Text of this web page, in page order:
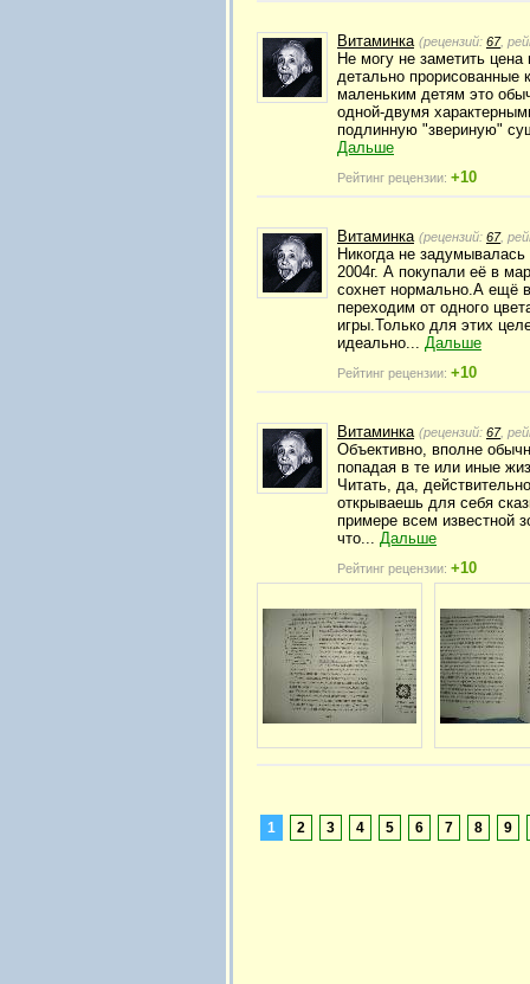
Витаминка (рецензий: 67,
Не могу не заметить
детально прорисованные
маленьким детям это
одной-двумя
подлинную "звериную"
Дальше
Рейтинг рецензии: +10
Витаминка (рецензий: 67,
Никогда не
2004г. А покупали её в
сохнет нормально.А ещё
переходим от одного
игры.Только для этих
идеально... Дальше
Рейтинг рецензии: +10
Витаминка (рецензий: 67,
Объективно, вполне
попадая в те или иные
Читать, да,
открываешь для себя
примере всем известной
что... Дальше
Рейтинг рецензии: +10
1 2 3 4 5 6 7 8 9